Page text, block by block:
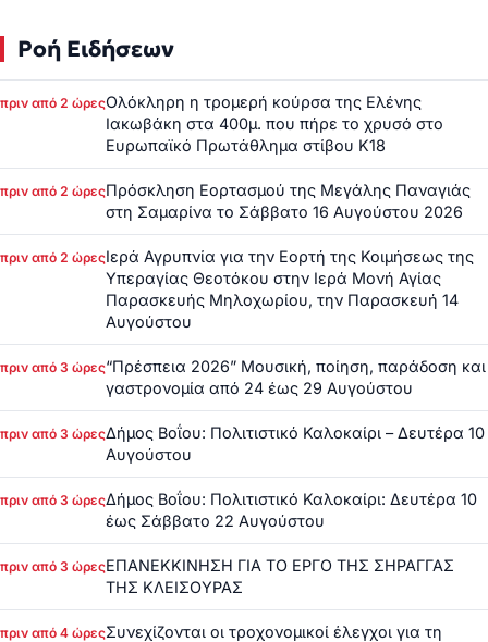
Ροή Ειδήσεων
πριν από 2 ώρεςΟλόκληρη η τρομερή κούρσα της Ελένης
Ιακωβάκη στα 400μ. που πήρε το χρυσό στο
Ευρωπαϊκό Πρωτάθλημα στίβου Κ18
πριν από 2 ώρεςΠρόσκληση Εορτασμού της Μεγάλης Παναγιάς
στη Σαμαρίνα το Σάββατο 16 Αυγούστου 2026
πριν από 2 ώρεςΙερά Αγρυπνία για την Εορτή της Κοιμήσεως της
Υπεραγίας Θεοτόκου στην Ιερά Μονή Αγίας
Παρασκευής Μηλοχωρίου, την Παρασκευή 14
Αυγούστου
πριν από 3 ώρες“Πρέσπεια 2026” Μουσική, ποίηση, παράδοση και
γαστρονομία από 24 έως 29 Αυγούστου
πριν από 3 ώρεςΔήμος Βοΐου: Πολιτιστικό Καλοκαίρι – Δευτέρα 10
Αυγούστου
πριν από 3 ώρεςΔήμος Βοΐου: Πολιτιστικό Καλοκαίρι: Δευτέρα 10
έως Σάββατο 22 Αυγούστου
πριν από 3 ώρεςΕΠΑΝΕΚΚΙΝΗΣΗ ΓΙΑ ΤΟ ΕΡΓΟ ΤΗΣ ΣΗΡΑΓΓΑΣ
ΤΗΣ ΚΛΕΙΣΟΥΡΑΣ
πριν από 4 ώρεςΣυνεχίζονται οι τροχονομικοί έλεγχοι για τη